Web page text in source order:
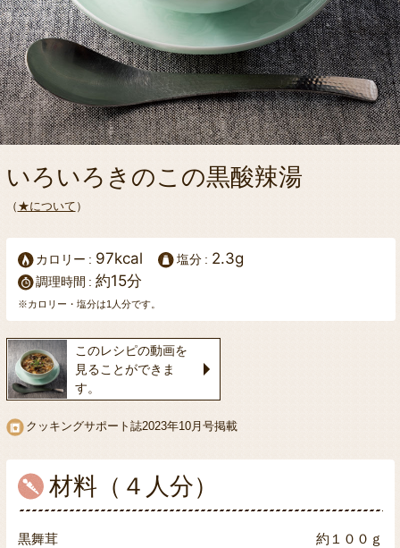
いろいろきのこの黒酸辣湯
（ ★について ）
カロリー 97kcal 塩分 2.3g
調理時間 約15分
※カロリー・塩分は1人分です。
このレシピの動画を
見ることができま
す。
クッキングサポート誌2023年10月号掲載
材料（４人分）
黒舞茸 約１００ｇ